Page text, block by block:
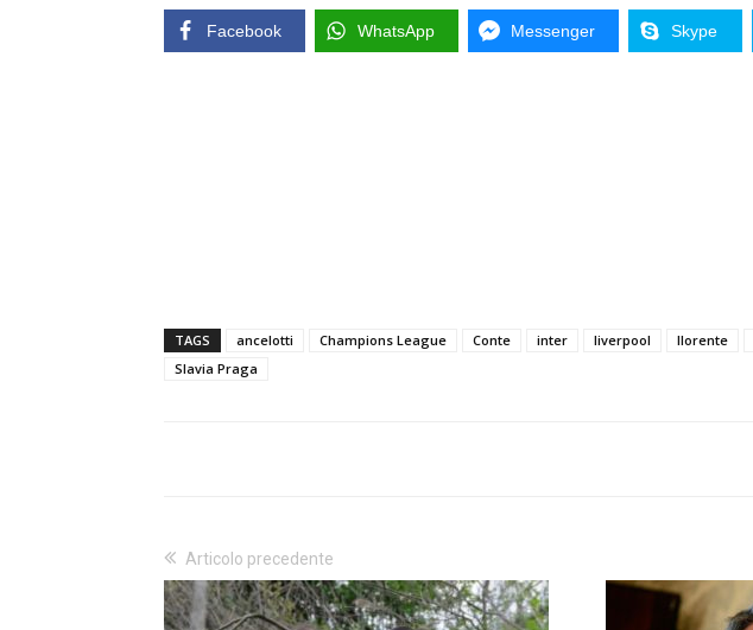
Facebook WhatsApp Messenger Skype
TAGS ancelotti Champions League Conte inter liverpool llorente
Slavia Praga
Articolo precedente